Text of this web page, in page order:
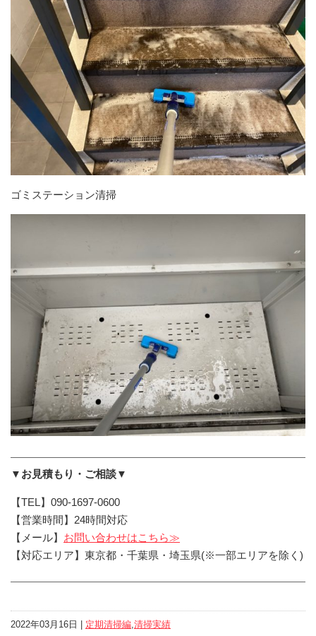
ゴミステーション清掃
▼お見積もり・ご相談▼
【TEL】090-1697-0600
【営業時間】24時間対応
【メール】 お問い合わせはこちら≫
【対応エリア】東京都・千葉県・埼玉県(※一部エリアを除く)
2022年03月16日 | 定期清掃編 清掃実績